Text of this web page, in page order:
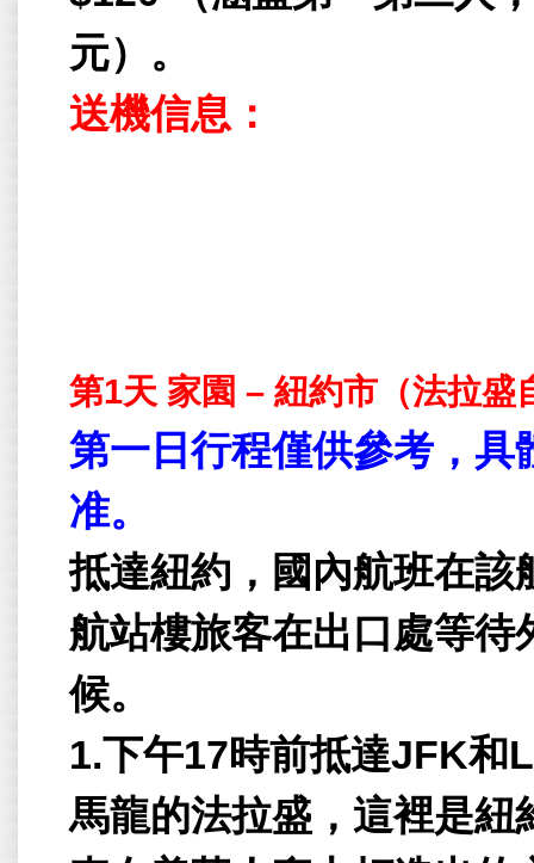
元） 。
送機信息：
第1天 家園 – 紐約市（法拉盛
第一日行程僅供參考，具
准。
抵達紐約，國內航班在該
航站樓旅客在出口處等待
候。
1.下午17時前抵達JFK和
馬龍的法拉盛，這裡是紐